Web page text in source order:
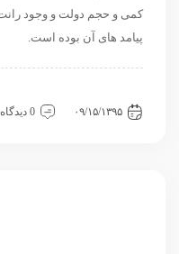
کمی و حجم دولت و وجود
پیامد های آن بوده است.
۰۹/۱۵/۱۳۹۵
0 دیدگاه